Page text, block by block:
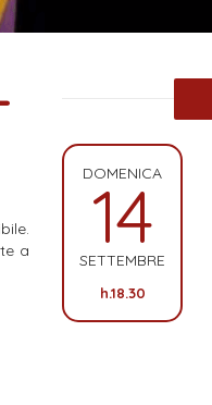
a
DOMENICA
14
SETTEMBRE
h.18.30